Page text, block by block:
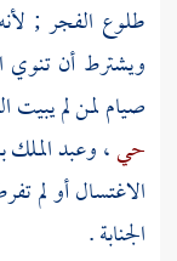
طلوع الفجر ;
ويشترط أن تنوي
صيام لمن لم يبيت
حي،وعبد
الاغتسال أو لم
الجنابة .